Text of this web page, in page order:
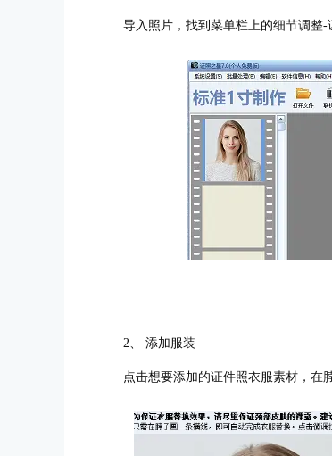
导入照片，找到菜单栏上的细节调整-
2、 添加服装
点击想要添加的证件照衣服素材，在